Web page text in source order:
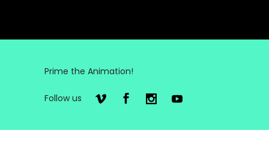
Prime the Animation!
Follow us